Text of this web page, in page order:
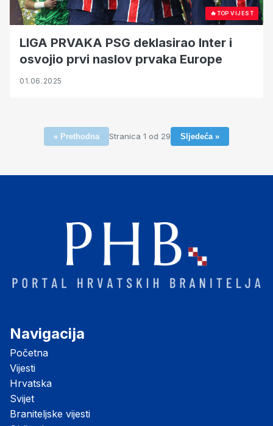
🔥TOP VIJEST
LIGA PRVAKA PSG deklasirao Inter i
osvojio prvi naslov prvaka Europe
01.06.2025
« Prethodna Stranica 1 od 29 Sljedeća »
Navigacija
Početna
Vijesti
Hrvatska
Svijet
Braniteljske vijesti